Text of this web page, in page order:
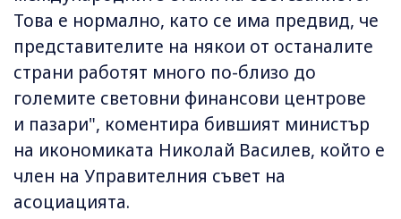
Това е нормално, като се има предвид, че
представителите на някои от останалите
страни работят много по-близо до
големите световни финансови центрове
и пазари", коментира бившият министър
на икономиката Николай Василев, който е
член на Управителния съвет на
асоциацията.